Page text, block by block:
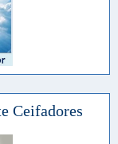
Ceifadores